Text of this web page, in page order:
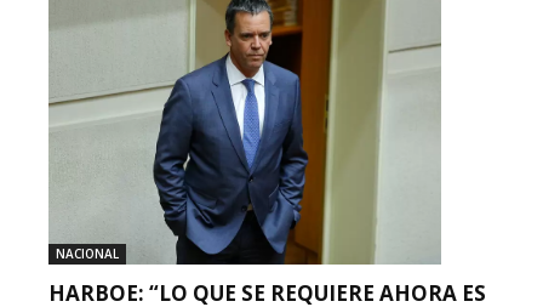
NACIONAL
HARBOE: “LO QUE SE REQUIERE AHORA ES